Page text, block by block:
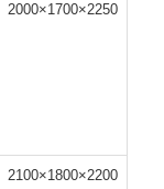
2000×1700×2250
2100×1800×2200